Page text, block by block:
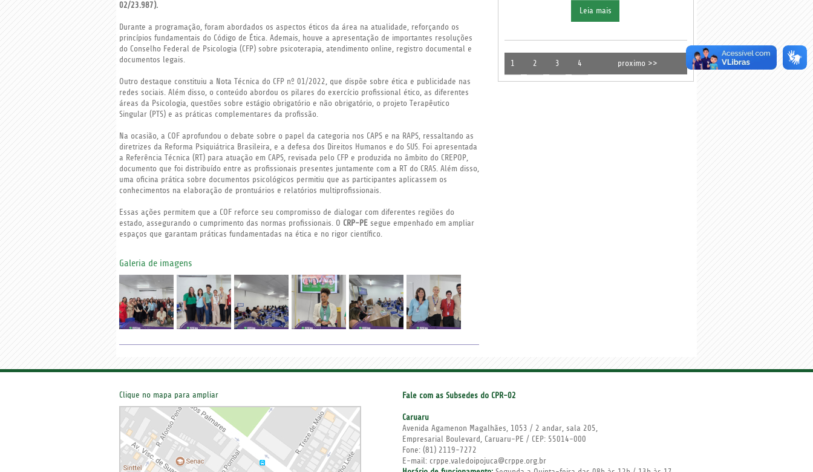
02/23.987).
Durante a programação, foram abordados os aspectos éticos da área na atualidade, reforçando os
princípios fundamentais do Código de Ética. Ademais, houve a apresentação de importantes resoluções
do Conselho Federal de Psicologia (CFP) sobre psicoterapia, atendimento online, registro documental e
documentos legais.
Outro destaque constituiu a Nota Técnica do CFP nº 01/2022, que dispõe sobre ética e publicidade nas
redes sociais. Além disso, o conteúdo abordou os pilares do exercício profissional ético, as diferentes
áreas da Psicologia, questões sobre estágio obrigatório e não obrigatório, o projeto Terapêutico
Singular (PTS) e as práticas complementares da profissão.
Na ocasião, a COF aprofundou o debate sobre o papel da categoria nos CAPS e na RAPS, ressaltando as
diretrizes da Reforma Psiquiátrica Brasileira, e a defesa dos Direitos Humanos e do SUS. Foi apresentada
a Referência Técnica (RT) para atuação em CAPS, revisada pelo CFP e produzida no âmbito do CREPOP,
documento que foi distribuído entre as profissionais presentes juntamente com a RT do CRAS. Além disso,
uma oficina prática sobre documentos psicológicos permitiu que as participantes aplicassem os
conhecimentos na elaboração de prontuários e relatórios multiprofissionais.
Essas ações permitem que a COF reforce seu compromisso de dialogar com diferentes regiões do
estado, assegurando o cumprimento das normas profissionais. O CRP-PE segue empenhado em ampliar
espaços que garantam práticas fundamentadas na ética e no rigor científico.
Galeria de imagens
Leia mais
1 2 3 4 proximo >>
Clique no mapa para ampliar Fale com as Subsedes do CPR-02
Caruaru
Avenida Agamenon Magalhães, 1053 / 2 andar, sala 205,
Empresarial Boulevard, Caruaru-PE / CEP: 55014-000
Fone: (81) 2119-7272
E-mail: crppe.valedoipojuca@crppe.org.br